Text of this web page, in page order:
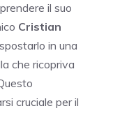
il suo
Cristian
in una
che ricopriva
cruciale per il